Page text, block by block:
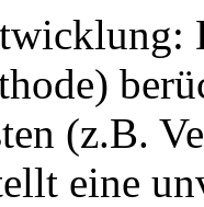
(z.B.
eine